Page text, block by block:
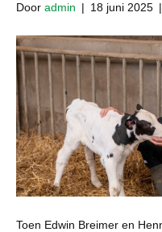
Door admin | 18 juni 2025 |
Toen Edwin Breimer en